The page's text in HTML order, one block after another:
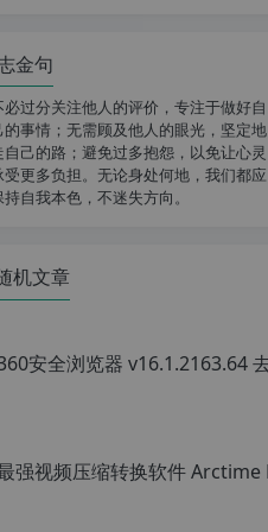
金句
必过分关注他人的评价，专注于做好自
的事情；无需顾及他人的眼光，坚定地
自己的路；避免过多抱怨，以免让心灵
受更多负担。无论身处何地，我们都应
持自我本色，不迷失方向。
机文章